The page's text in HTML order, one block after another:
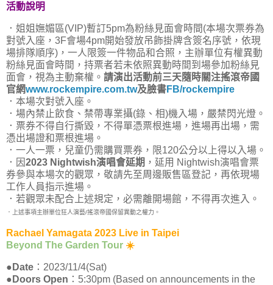
活動說明
．姐姐嫵媚區(VIP)暫訂5pm為粉絲見面會時間(本場次票券為
對號入座，3F會場4pm開始發放吊飾掛牌含簽名序號，依現
場排隊順序)，一人限簽一件物品和合照，主辦單位有權異動
粉絲見面會時間，持票者若未依照異動時間到場參加粉絲見
面會，視為主動棄權。 請演出活動前三天隨時關注搖滾帝國
官網www.rockempire.com.tw及臉書FB/rockempire
．本場次對號入座。
．場內禁止飲食、禁帶專業攝(錄、相)機入場，嚴禁閃光燈。
．票券不得自行撕毀，不得單憑票根進場，進場再出場，需
憑出場證和票根進場。
．一人一票，兒童仍需購買票券，限120公分以上得以入場。
．因2023 Nightwish演唱會延期 ，延用 Nightwish演唱會票
券參與本場次的觀眾，敬請先至周邊販售區登記，再依現場
工作人員指示進場。
．若觀眾未配合上述規定，必需離開場館，不得再次進入。
．上述事項主辦單位狂人演藝/搖滾帝國保留異動之權力。
Rachael Yamagata 2023 Live in Taipei
Beyond The Garden Tour ☀️
● Date ：2023/11/4(Sat)
● Doors Open ：5:30pm (Based on announcements in the